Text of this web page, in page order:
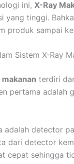
ini, X-Ray
yang tinggi.
produk sampai
Sistem X-Ray
terdiri
pertama adalah
adalah detector
dari detector
cepat sehingga